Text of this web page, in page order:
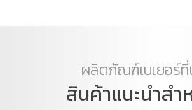
ผลิตภัณฑ์เบเยอร์ที่
สินค้าแนะนำส